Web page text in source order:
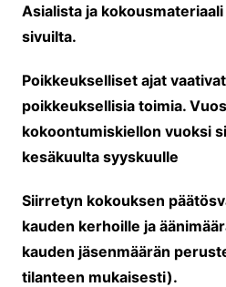
Asialista ja
sivuilta.
Poikkeukselliset ajat
poikkeuksellisia toimia.
kokoontumiskiellon vuoksi
kesäkuulta syyskuulle
Siirretyn kokouksen
kauden kerhoille ja
kauden jäsenmäärän
tilanteen mukaisesti).